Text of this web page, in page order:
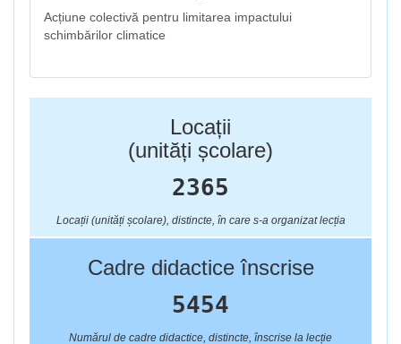
Acțiune colectivă pentru limitarea impactului
schimbărilor climatice
Locații
(unități școlare)
2365
Locații (unități școlare), distincte, în care s-a organizat lecția
Cadre didactice înscrise
5454
Numărul de cadre didactice, distincte, înscrise la lecție